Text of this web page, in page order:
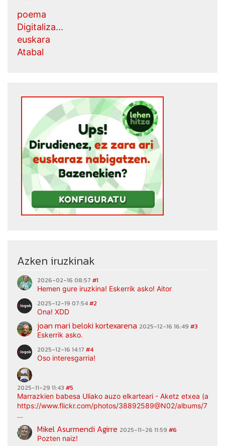
poema
Digitaliza...
euskara
Atabal
Azken iruzkinak
2026-02-16 08:57 #1
Hemen gure iruzkina! Eskerrik asko! Aitor
2025-12-19 07:54#2
Ona! XDD
joan mari beloki kortexarena 2025-12-16 16:49 #3
Eskerrik asko.
2025-12-16 14:17 #4
Oso interesgarria!
2025-11-29 11:43 #5
Marrazkien babesa Uliako auzo elkarteari - Aketz etxea
https://www.flickr.com/photos/38892589@N02/albums/
...
Mikel Asurmendi Agirre 2025-11-26 11:59 #6
Pozten naiz!